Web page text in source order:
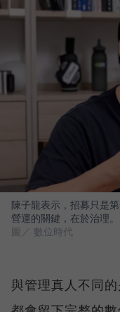
陳子龍表示，招募只是
營運的關鍵，在於治理。
圖／ 數位時代
與管理真人不同